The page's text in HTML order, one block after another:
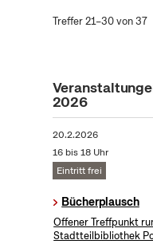
Treffer 21–30 von 37
2026
20.2.2026
16 bis 18 Uhr
Eintritt frei
Bücherplausch
Offener Treffpunkt
Stadtteilbibliothek